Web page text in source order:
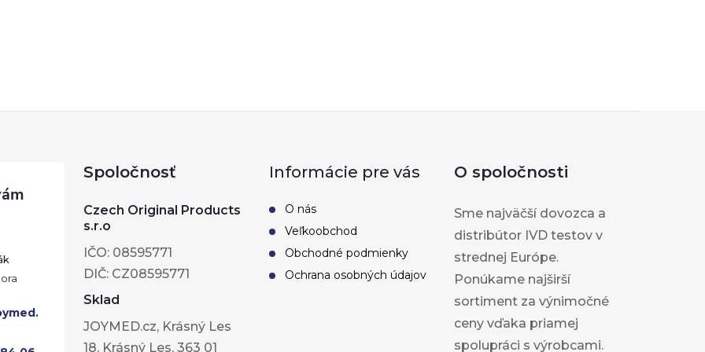
Spoločnosť
Czech Original Products
s.r.o
IČO: 08595771
DIČ: CZ08595771
Sklad
JOYMED.cz, Krásný Les
18, Krásný Les, 363 01
Informácie pre vás
O nás
Veľkoobchod
Obchodné podmienky
Ochrana osobných údajov
O spoločnosti
Sme najväčší dovozca a
distribútor IVD testov v
strednej Európe.
Ponúkame najširší
sortiment za výnimočné
ceny vďaka priamej
spolupráci s výrobcami.